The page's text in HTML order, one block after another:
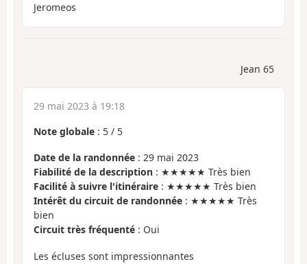
Jeromeos
Jean 65
29 mai 2023 à 19:18
Note globale : 5 / 5
Date de la randonnée : 29 mai 2023
Fiabilité de la description : ★★★★★ Très bien
Facilité à suivre l'itinéraire : ★★★★★ Très bien
Intérêt du circuit de randonnée : ★★★★★ Très
bien
Circuit très fréquenté : Oui
Les écluses sont impressionnantes